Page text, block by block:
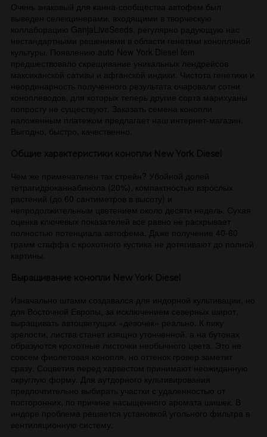
Очень знаковый для канна-сообщества автофем был
выведен селекцинерами, входящими в творческую
коллаборацию GanjaLiveSeeds, регулярно радующую нас
нестандартными решениями в области генетики конопляной
культуры. Появлению auto New York Diesel fem
предшествовало скрещивание уникальных лендрейсов
максиканской сативы и афганской индики. Чистота генетики и
неординарность полученного результата очаровали сотни
коноплеводов, для которых теперь другие сорта марихуаны
попросту не существуют. Заказать семена конопли
наложенным платежом предлагает наш интернет-магазин.
Выгодно, быстро, качественно.
Общие характеристики конопли New York Diesel
Чем же примечателен так стрейн? Убойной долей
тетрагидроканнабинола (20%), компактностью взрослых
растений (до 60 сантиметров в высоту) и
непродолжительным цветением около десяти недель. Сухая
оценка ключевых показателей все равно не раскрывает
полностью потенциала автофема. Даже получение 40-60
грамм стаффа с крохотного кустика не дотягивают до полной
картины.
Выращивание конопли New York Diesel
Изначально штамм создавался для индорной культивации, но
для Восточной Европы, за исключением северных широт,
выращивать автоцветущих «девочек» реально. К пику
зрелости, листва станет изящно утонченной, а на бутонах
образуются крохотные листочки необычного цвета. Это не
совсем фиолетовая конопля, но оттенок гровер заметит
сразу. Соцветия перед харвестом принимают неожиданную
округлую форму. Для аутдорного культивирования
предпочтительно выбирать участки с удаленностью от
посторонних, по причине насыщенного аромата шишек. В
индоре проблема решается установкой угольного фильтра в
вентиляционную систему.